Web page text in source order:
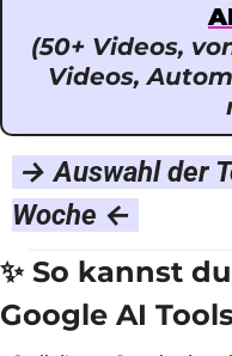
(50+ Videos,
Videos,
Woche ←
✨ So kannst
Google AI